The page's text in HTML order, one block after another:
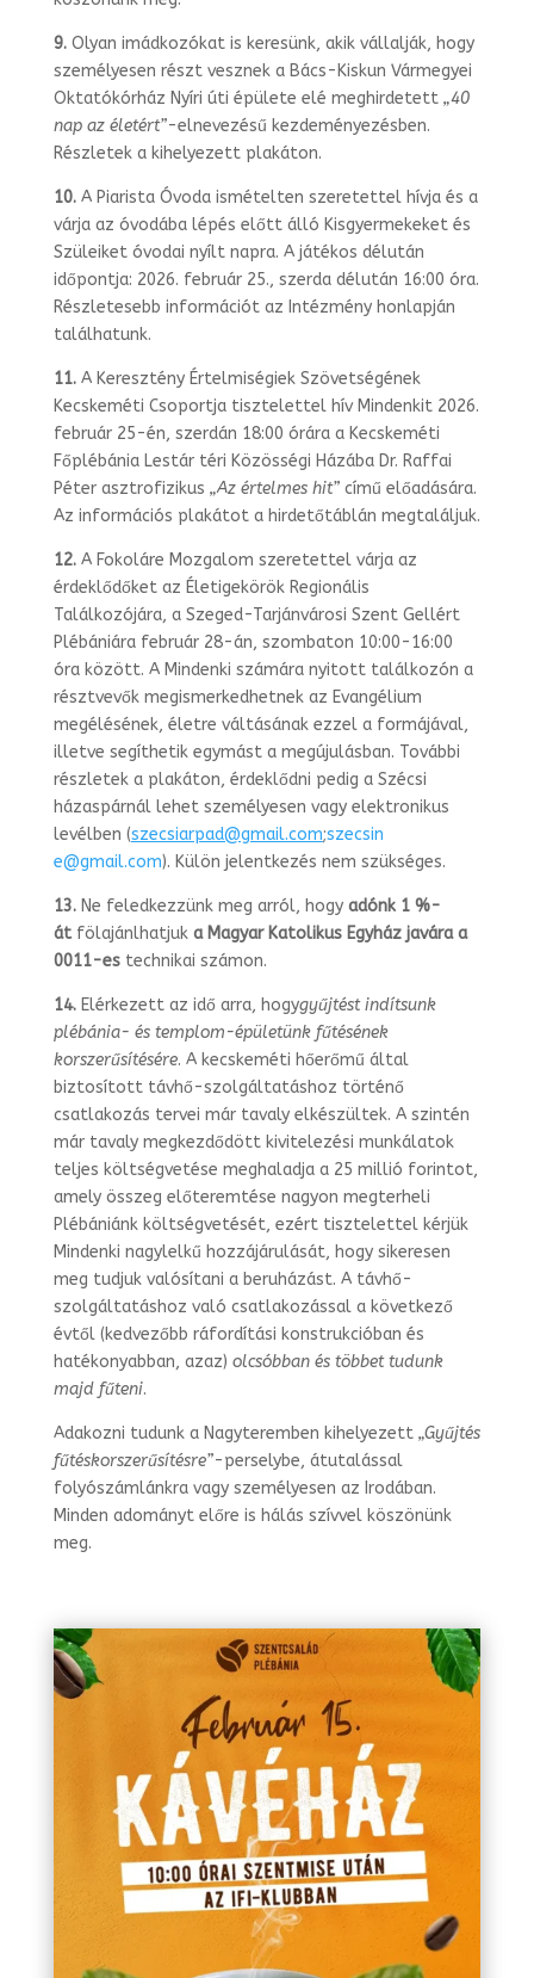
9.Olyan imádkozókat is keresünk, akik vállalják, hogy
személyesen részt vesznek a Bács-Kiskun Vármegyei
Oktatókórház Nyíri úti épülete elé meghirdetett „40
nap az életért”-elnevezésű kezdeményezésben.
Részletek a kihelyezett plakáton.
10.A Piarista Óvoda ismételten szeretettel hívja és a
várja az óvodába lépés előtt álló Kisgyermekeket és
Szüleiket óvodai nyílt napra. A játékos délután
időpontja: 2026. február 25., szerda délután 16:00 óra.
Részletesebb információt az Intéz­mény honlapján
találhatunk.
11.A Keresztény Értelmiségiek Szövetségének
Kecskeméti Csoportja tisztelettel hív Mindenkit 2026.
február 25-én, szerdán 18:00 órára a Kecskeméti
Főplébánia Lestár téri Közösségi Házába Dr. Raffai
Péter asztrofizikus „Az értelmes hit”című előadására.
Az információs plakátot a hirdetőtáblán megtaláljuk.
12.A Fokoláre Mozgalom szeretettel várja az
érdeklődőket az Életigekörök Regio­nális
Találkozójára, a Szeged-Tarjánvárosi Szent Gellért
Plébániára február 28-án, szombaton 10:00-16:00
óra között. A Mindenki számára nyitott találkozón a
részt­vevők megismerkedhetnek az Evangélium
megélésének, életre váltásának ezzel a formájával,
illetve segíthetik egymást a megújulásban. További
részletek a plaká­ton, érdeklődni pedig a Szécsi
házaspárnál lehet személyesen vagy elektronikus
levélben (szecsiarpad@gmail.com;szecsin
e@gmail.com). Külön jelentkezés nem szükséges.
13.Ne feledkezzünk meg arról, hogy adónk 1 %-
átfölajánlhatjuk a Magyar Katolikus Egyház javára a
0011-estechnikai számon.
14.Elérkezett az idő arra, hogygyűjtést indítsunk
plébánia- és templom-épületünk fűtésének
korszerűsítésére. A kecskeméti hőerőmű által
biztosított távhő-szolgál­tatáshoz történő
csatlakozás tervei már tavaly elkészültek. A szintén
már tavaly megkezdődött kivitelezési munkálatok
teljes költségvetése meghaladja a 25 millió forintot,
amely összeg előteremtése nagyon megterheli
Plébániánk költségvetését, ezért tisztelettel kérjük
Mindenki nagylelkű hozzájárulását, hogy sikeresen
meg tudjuk valósítani a beruházást. A távhő-
szolgáltatáshoz való csatlakozással a kö­vetkező
évtől (kedvezőbb ráfordítási konstrukcióban és
hatékonyabban, azaz) ol­csóbban és többet tudunk
majd fűteni.
Adakozni tudunk a Nagyteremben kihelyezett „Gyűjtés
fűtéskorszerűsítésre”-per­selybe, átutalással
folyószámlánkra vagy személyesen az Irodában.
Minden ado­mányt előre is hálás szívvel köszönünk
meg.